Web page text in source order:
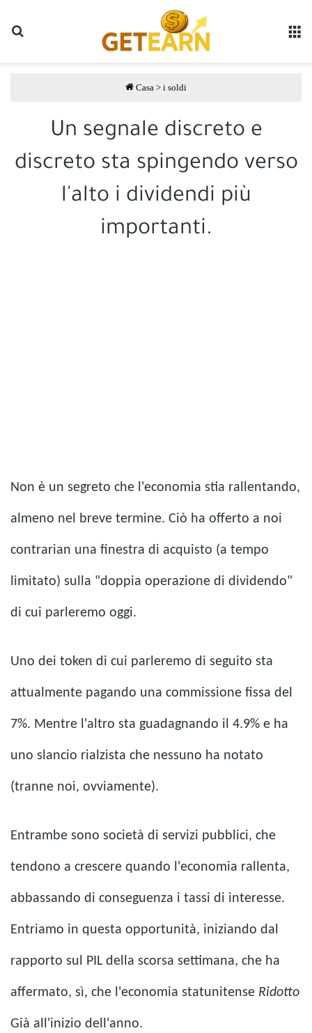
Casa > i soldi
Un segnale discreto e
discreto sta spingendo verso
l'alto i dividendi più
importanti.
Non è un segreto che l'economia stia rallentando,
almeno nel breve termine. Ciò ha offerto a noi
contrarian una finestra di acquisto (a tempo
limitato) sulla "doppia operazione di dividendo"
di cui parleremo oggi.
Uno dei token di cui parleremo di seguito sta
attualmente pagando una commissione fissa del
7%. Mentre l'altro sta guadagnando il 4.9% e ha
uno slancio rialzista che nessuno ha notato
(tranne noi, ovviamente).
Entrambe sono società di servizi pubblici, che
tendono a crescere quando l'economia rallenta,
abbassando di conseguenza i tassi di interesse.
Entriamo in questa opportunità, iniziando dal
rapporto sul PIL della scorsa settimana, che ha
affermato, sì, che l'economia statunitense Ridotto
Già all'inizio dell'anno.